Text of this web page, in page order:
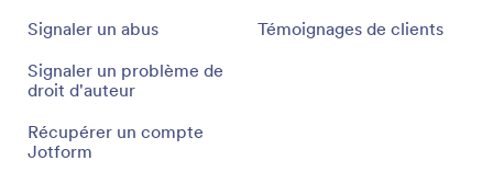
Signaler un abus
Signaler un problème de
droit d'auteur
Récupérer un compte
Jotform
Témoignages de clients